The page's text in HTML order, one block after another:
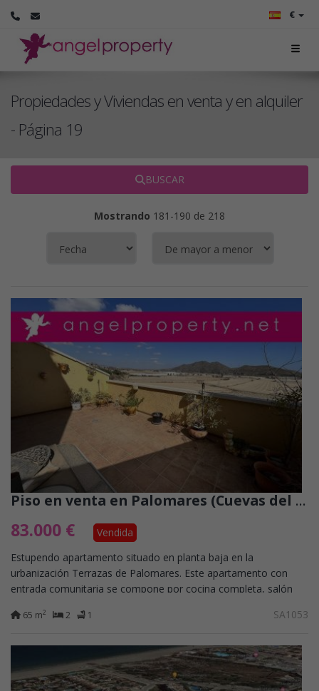
€
Propiedades y Viviendas en venta y en alquiler
- Página 19
BUSCAR
Mostrando 181-190 de 218
Piso en venta en Palomares (Cuevas del Almanzora)
83.000 €
Vendida
Estupendo apartamento situado en planta baja en la
urbanización Terrazas de Palomares. Este apartamento con
entrada comunitaria se compone por cocina completa, salón
65 m2 2 1 SA1053